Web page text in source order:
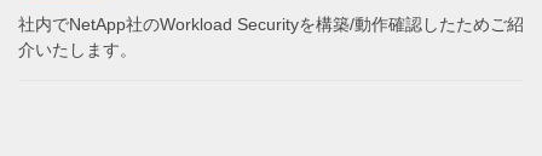
社内でNetApp社のWorkload Securityを構築/動作確認したためご紹
介いたします。